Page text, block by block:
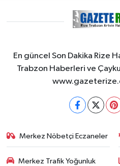
En güncel Son Dakika Rize
Trabzon Haberleri ve
Merkez Nöbetçi Eczaneler
Merkez Trafik Yoğunluk